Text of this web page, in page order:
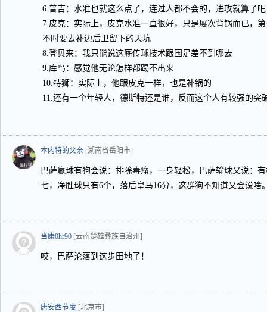
6.普吉：水准也就这么点了，连过人都不会的，进攻就算了
7.皮克：实际上，皮克水准一直很好，只是屡次背锅而已，
不时要去补边后卫留下的天坑
8.登贝来：我只能说这厮传球技术跟国足差不到哪去
9.库鸟：感觉他无论怎样都踢不出来
10.特狮：实际上，他跟皮克一样，也是补锅的
11.还有一个年轻人，德斯特还是谁，反而这个人有较强的突
本内特的父亲 [湖南省岳阳市]
巴萨赢球有狗会说：排除毒瘤，一身轻松，巴萨输球又说：
七，净胜球只有6个，落后皇马16分，这群狗不知道又会说啥
当康0hr90 [云南楚雄彝族自治州]
哎，巴萨沦落到这步田地了！
唐安西节度 [北京市]